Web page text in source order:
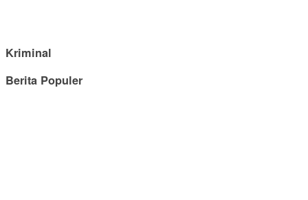
Kriminal
Berita Populer